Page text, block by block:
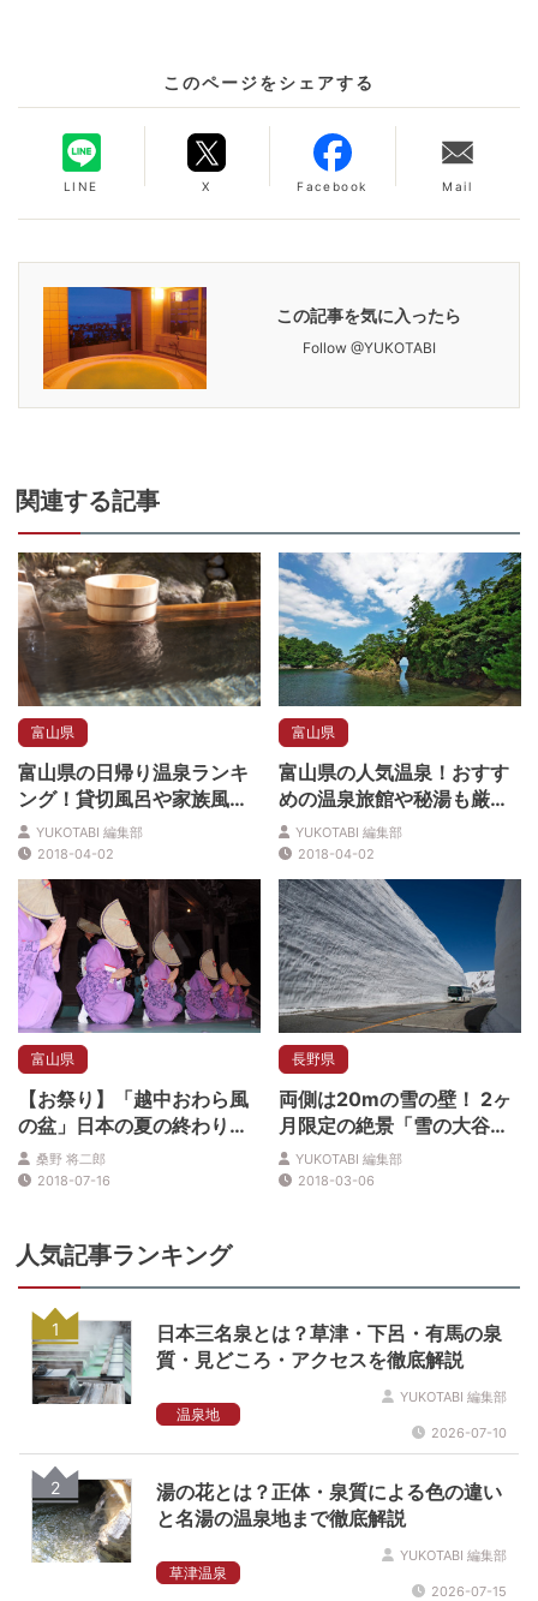
このページをシェアする
LINE X Facebook Mail
この記事を気に入ったら
Follow @YUKOTABI
関連する記事
富山県
富山県の日帰り温泉ランキ
ング！貸切風呂や家族風
呂！ゆっくりくつろぐ！
YUKOTABI 編集部
2018-04-02
富山県
富山県の人気温泉！おすす
めの温泉旅館や秘湯も厳
選！
YUKOTABI 編集部
2018-04-02
富山県
【お祭り】「越中おわら風
の盆」日本の夏の終わりを
感じさせる哀愁の舞
桑野 将二郎
2018-07-16
長野県
両側は20mの雪の壁！ 2ヶ
月限定の絶景「雪の大谷」
を歩こう
YUKOTABI 編集部
2018-03-06
人気記事ランキング
1
日本三名泉とは？草津・下呂・有馬の泉
質・見どころ・アクセスを徹底解説
温泉地
YUKOTABI 編集部
2026-07-10
2
湯の花とは？正体・泉質による色の違い
と名湯の温泉地まで徹底解説
草津温泉
YUKOTABI 編集部
2026-07-15